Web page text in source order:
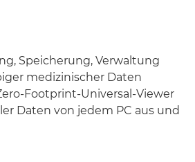
Speicherung, Verwaltung
medizinischer Daten
Footprint-Universal-Viewer
Daten von jedem PC aus und